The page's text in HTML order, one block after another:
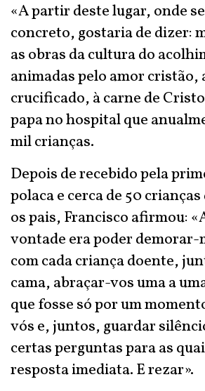
«A partir deste lugar, onde
concreto, gostaria de dizer:
as obras da cultura do
animadas pelo amor cristão,
crucificado, à carne de
papa no hospital que
mil crianças.
Depois de recebido pela
polaca e cerca de 50
os pais, Francisco afirmou:
vontade era poder demorar-
com cada criança doente,
cama, abraçar-vos uma a
que fosse só por um
vós e, juntos, guardar
certas perguntas para as
resposta imediata. E rezar».